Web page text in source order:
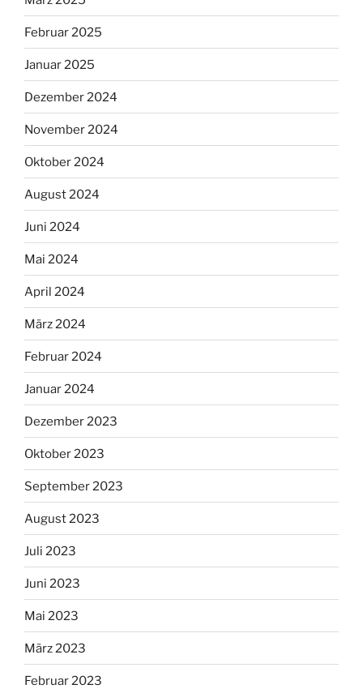
Februar 2025
Januar 2025
Dezember 2024
November 2024
Oktober 2024
August 2024
Juni 2024
Mai 2024
April 2024
März 2024
Februar 2024
Januar 2024
Dezember 2023
Oktober 2023
September 2023
August 2023
Juli 2023
Juni 2023
Mai 2023
März 2023
Februar 2023